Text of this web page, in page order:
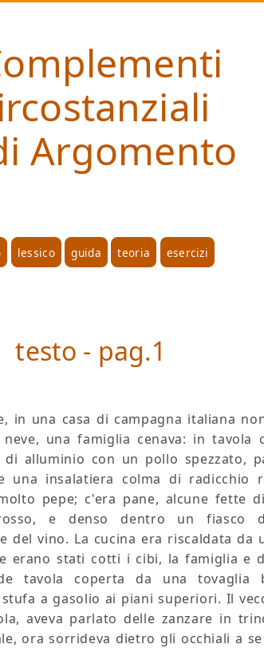
Argomento
lessico guida teoria esercizi
testo - pag.1
in una casa di campagna italiana
una famiglia cenava: in tavola
alluminio con un pollo spezzato,
una insalatiera colma di radicchio
pepe; c'era pane, alcune fette
e denso dentro un fiasco
del vino. La cucina era riscaldata da
erano stati cotti i cibi, la famiglia e
tavola coperta da una tovaglia
a gasolio ai piani superiori. Il
aveva parlato delle zanzare in
ora sorrideva dietro gli occhiali a